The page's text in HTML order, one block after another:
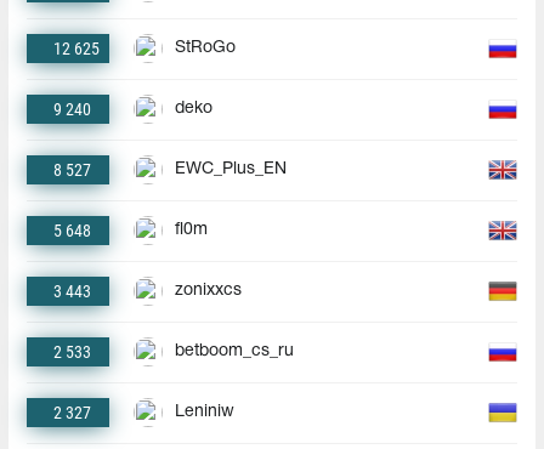
12 625 StRoGo
9 240 deko
8 527 EWC_Plus_EN
5 648 fl0m
3 443 zonixxcs
2 533 betboom_cs_ru
2 327 Leniniw